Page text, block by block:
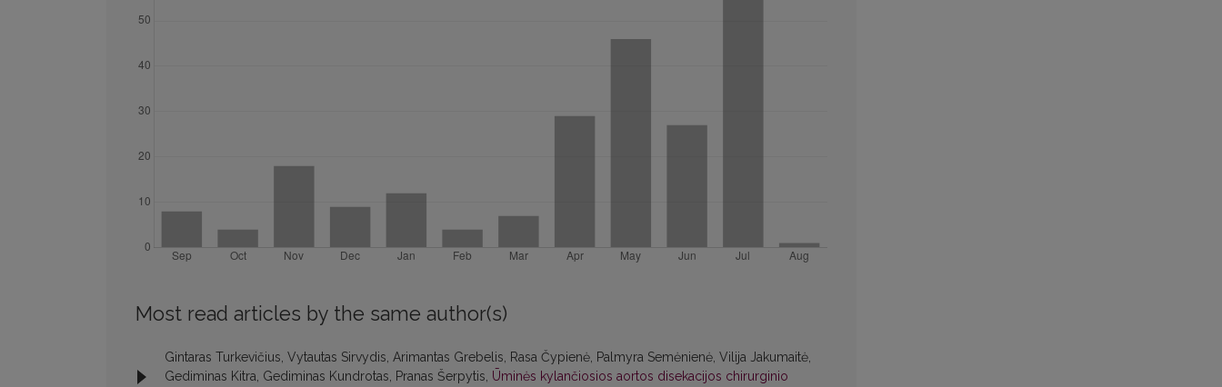
Most read articles by the same author(s)
Gintaras Turkevičius, Vytautas Sirvydis, Arimantas Grebelis, Rasa Čypienė, Palmyra Semėnienė, Vilija Jakumaitė,
Gediminas Kitra, Gediminas Kundrotas, Pranas Šerpytis, Ūminės kylančiosios aortos disekacijos chirurginio